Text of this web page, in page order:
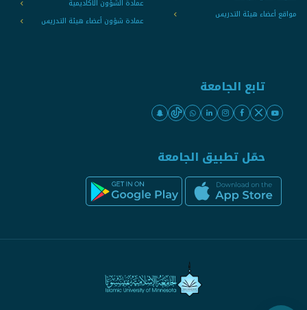
مواقع أعضاء هيئة التدريس
عمادة الشؤون الأكاديمية
عمادة شؤون أعضاء هيئة التدريس
تابع الجامعة
حمّل تطبيق الجامعة